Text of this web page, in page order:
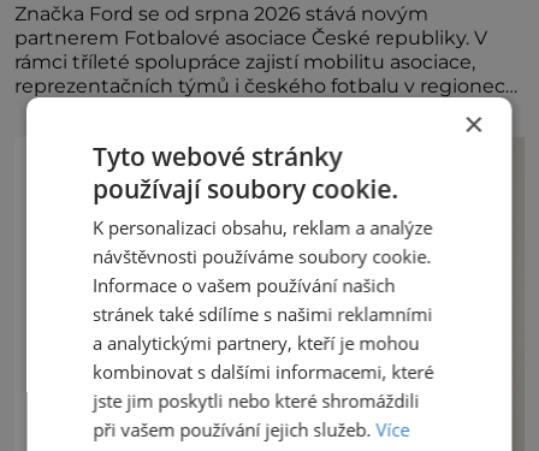
Značka Ford se od srpna 2026 stává novým
partnerem Fotbalové asociace České republiky. V
rámci tříleté spolupráce zajistí mobilitu asociace,
reprezentačních týmů i českého fotbalu v regionech.
Partner
×
Tyto webové stránky
používají soubory cookie.
K personalizaci obsahu, reklam a analýze
návštěvnosti používáme soubory cookie.
Informace o vašem používání našich
stránek také sdílíme s našimi reklamními
a analytickými partnery, kteří je mohou
kombinovat s dalšími informacemi, které
jste jim poskytli nebo které shromáždili
při vašem používání jejich služeb.Více